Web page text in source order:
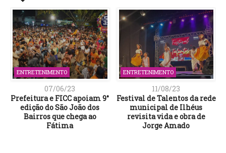
ENTRETENIMENTO
07/06/23
Prefeitura e FICC apoiam 9°
edição do São João dos
Bairros que chega ao
Fátima
ENTRETENIMENTO
11/08/23
Festival de Talentos da rede
municipal de Ilhéus
revisita vida e obra de
Jorge Amado